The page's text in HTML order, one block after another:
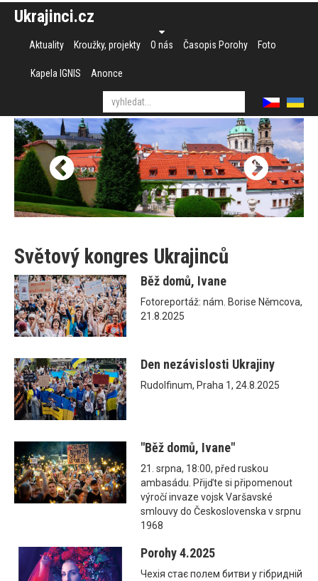
Ukrajinci.cz
Aktuality Kroužky, projekty O nás Časopis Porohy Foto
Kapela IGNIS Anonce
Světový kongres Ukrajinců
Běž domů, Ivane
Fotoreportáž: nám. Borise Němcova,
21.8.2025
Den nezávislosti Ukrajiny
Rudolfinum, Praha 1, 24.8.2025
"Běž domů, Ivane"
21. srpna, 18:00, před ruskou
ambasádu. Přijďte si připomenout
výročí invaze vojsk Varšavské
smlouvy do Československa v srpnu
1968
Porohy 4.2025
Чехія стає полем битви у гібридній